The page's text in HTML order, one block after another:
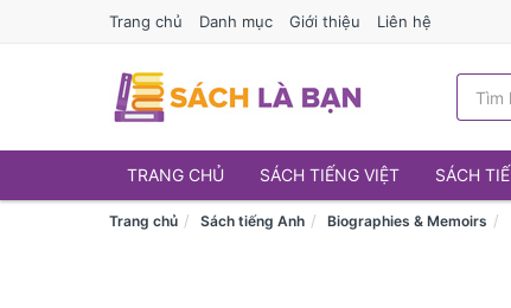
Trang chủ Danh mục Giới thiệu Liên hệ
TRANG CHỦ SÁCH TIẾNG VIỆT SÁCH
Trang chủ Sách tiếng Anh Biographies & Memoirs